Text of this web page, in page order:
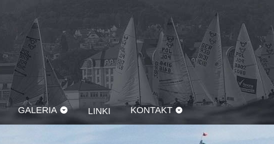
GALERIA LINKI KONTAKT